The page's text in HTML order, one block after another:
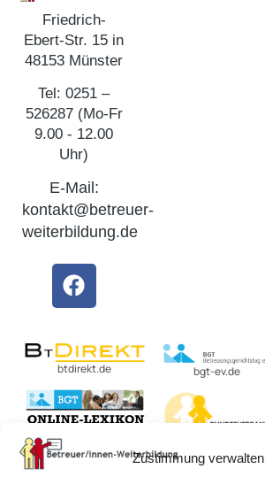
Zustimmung verwalten
Friedrich-
Ebert-Str. 15 in
48153 Münster
Tel: 0251 –
526287 (Mo-Fr
9.00 - 12.00
Uhr)
E-Mail:
kontakt@betreuer-
weiterbildung.de
btdirekt.de bgt-ev.de
BvBEF.de